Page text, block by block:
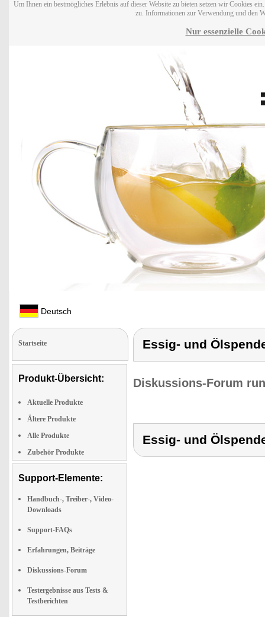
Um Ihnen ein bestmögliches Erlebnis auf dieser Website zu bieten setzen wir Cookies
zu. Informationen zur Verwendung und den
Nur essenzielle
Deutsch
Startseite
Produkt-Übersicht:
Aktuelle Produkte
Ältere Produkte
Alle Produkte
Zubehör Produkte
Support-Elemente:
Handbuch-, Treiber-, Video-
Downloads
Support-FAQs
Erfahrungen, Beiträge
Diskussions-Forum
Testergebnisse aus Tests &
Testberichten
Essig- und
Diskussions-Forum
Essig- und